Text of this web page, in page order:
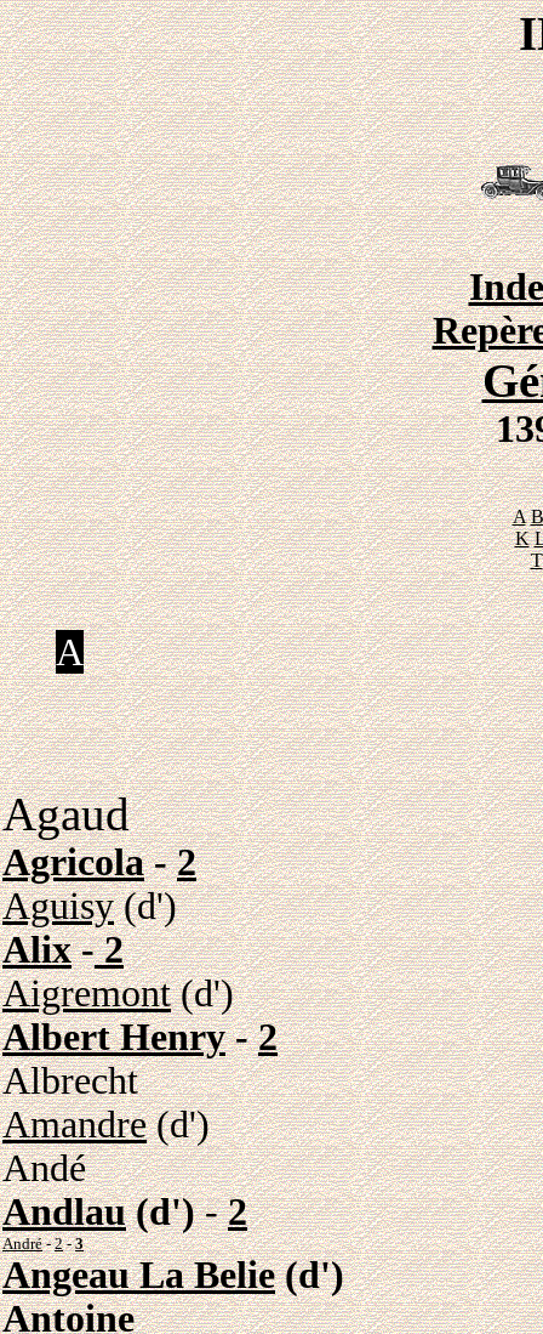
A B
K
T
A
Agaud
Agricola-2
Aguisy(d')
Alix-2
Aigremont(d')
Albert Henry-2
Albrecht
Amandre(d')
Andé
Andlau(d')-2
André-2-3
Angeau La Belie(d')
Antoine